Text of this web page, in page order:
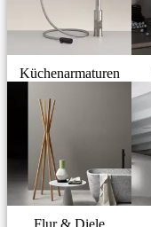
Küchenarmaturen
Flur & Diele